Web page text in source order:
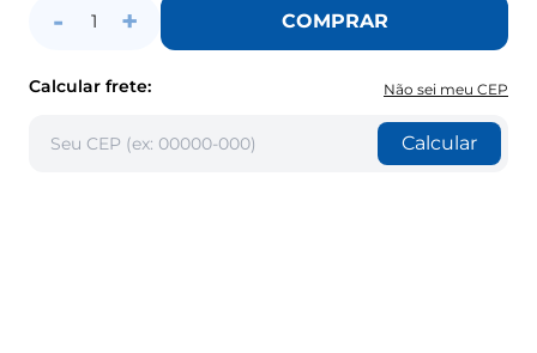
- 1 + COMPRAR
Calcular frete: Não sei meu CEP
Calcular